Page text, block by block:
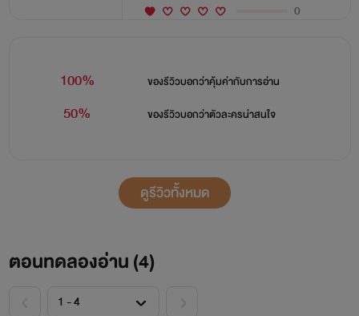
0
100% ของรีวิวบอกว่าคุ้มค่ากับการอ่าน
50% ของรีวิวบอกว่าตัวละครน่าสนใจ
ดูรีวิวทั้งหมด
ตอนทดลองอ่าน (4)